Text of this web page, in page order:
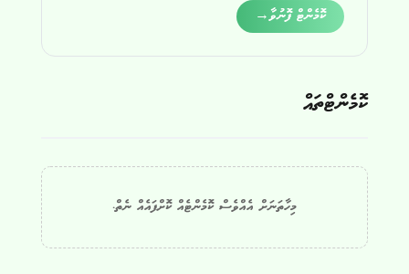
ކޮމެންޓް ފޮނުވާ→
ކޮމެންޓްތައް
މިހާތަނަށް އެއްވެސް ކޮމެންޓެއް ކޮށްފައެއް ނެތް.